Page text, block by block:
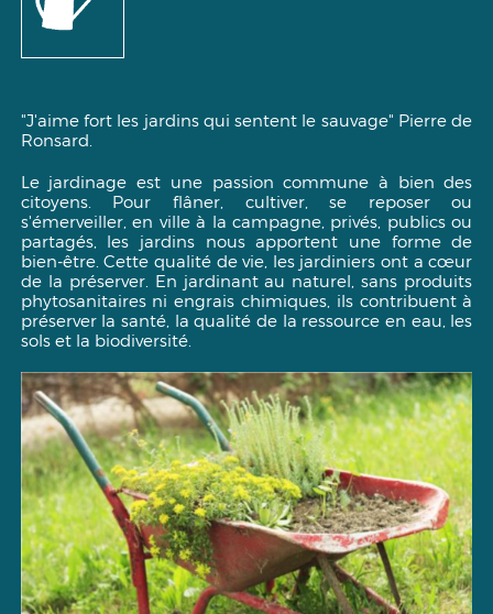
"J'aime fort les jardins qui sentent le sauvage" Pierre de
Ronsard.
Le jardinage est une passion commune à bien des
citoyens. Pour flâner, cultiver, se reposer ou
s'émerveiller, en ville à la campagne, privés, publics ou
partagés, les jardins nous apportent une forme de
bien-être. Cette qualité de vie, les jardiniers ont a cœur
de la préserver. En jardinant au naturel, sans produits
phytosanitaires ni engrais chimiques, ils contribuent à
préserver la santé, la qualité de la ressource en eau, les
sols et la biodiversité.